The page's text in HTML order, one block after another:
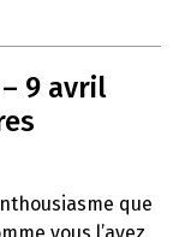
9 avril
que